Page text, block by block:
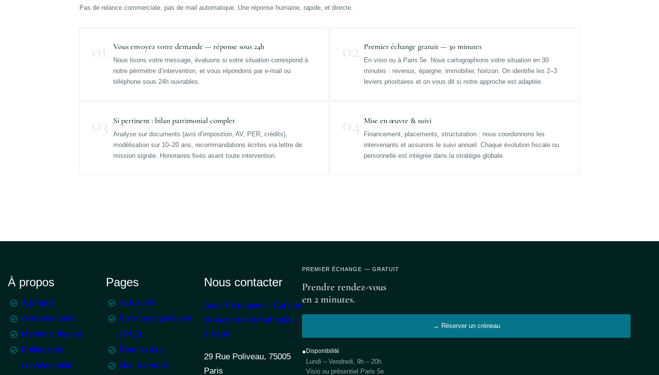
Pas de relance commerciale, pas de mail automatique. Une réponse humaine, rapide, et directe.
01 Vous envoyez votre demande — réponse sous 24h
Nous lisons votre message, évaluons si votre situation correspond à
notre périmètre d’intervention, et vous répondons par e-mail ou
téléphone sous 24h ouvrables.
02 Premier échange gratuit — 30 minutes
En visio ou à Paris 5e. Nous cartographions votre situation en 30
minutes : revenus, épargne, immobilier, horizon. On identifie les 2–3
leviers prioritaires et on vous dit si notre approche est adaptée.
03 Si pertinent : bilan patrimonial complet
Analyse sur documents (avis d’imposition, AV, PER, crédits),
modélisation sur 10–20 ans, recommandations écrites via lettre de
mission signée. Honoraires fixés avant toute intervention.
04 Mise en œuvre & suivi
Financement, placements, structuration : nous coordonnons les
intervenants et assurons le suivi annuel. Chaque évolution fiscale ou
personnelle est intégrée dans la stratégie globale.
À propos
À propos
Avertissement
Mentions légales
Politique de
confidentialité
Pages
Actualités
Foire aux questions
(FAQ)
Plan du site
Nos Services
Nous contacter
Ateis Patrimoine – Cabinet
de Gestion de Patrimoine
à Paris
29 Rue Poliveau, 75005
Paris
PREMIER ÉCHANGE — GRATUIT
Prendre rendez-vous
en 2 minutes.
→ Réserver un créneau
●Disponibilité
Lundi – Vendredi, 9h – 20h
Visio ou présentiel Paris 5e